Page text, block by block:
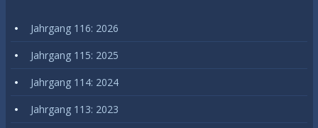
Jahrgang 116: 2026
Jahrgang 115: 2025
Jahrgang 114: 2024
Jahrgang 113: 2023